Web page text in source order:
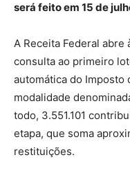
será feito em 15 de
A Receita Federal
consulta ao primeiro
automática do Imposto
modalidade
todo, 3.551.101
etapa, que soma
restituições.